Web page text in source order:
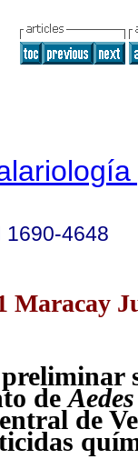
1690-4648
Maracay
de
de